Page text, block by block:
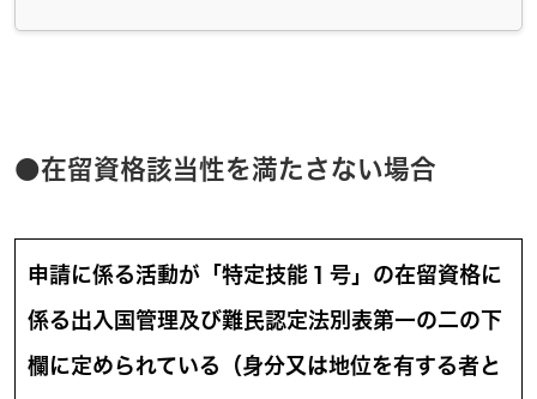
●在留資格該当性を満たさない場合
申請に係る活動が「特定技能１号」の在留資格に
係る出入国管理及び難民認定法別表第一の二の下
欄に定められている（身分又は地位を有する者と